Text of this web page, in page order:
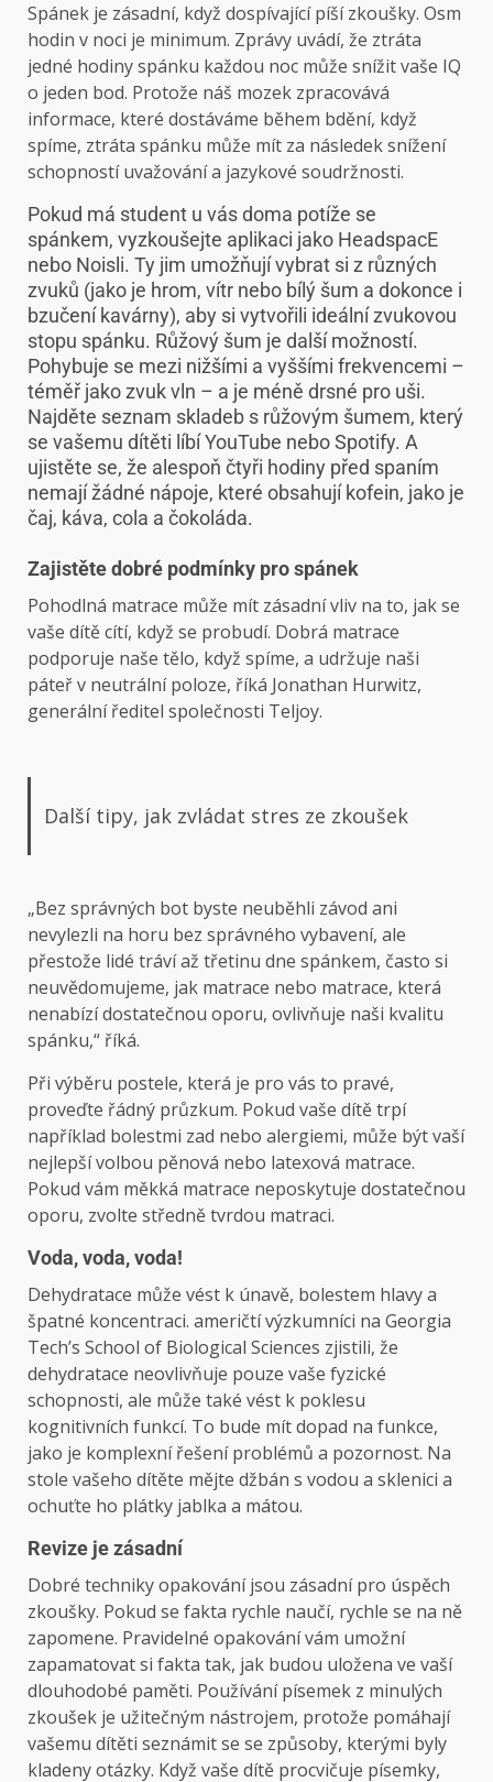
Spánek je zásadní, když dospívající píší zkoušky. Osm
hodin v noci je minimum. Zprávy uvádí, že ztráta
jedné hodiny spánku každou noc může snížit vaše IQ
o jeden bod. Protože náš mozek zpracovává
informace, které dostáváme během bdění, když
spíme, ztráta spánku může mít za následek snížení
schopností uvažování a jazykové soudržnosti.
Pokud má student u vás doma potíže se
spánkem, vyzkoušejte aplikaci jako HeadspacE
nebo Noisli. Ty jim umožňují vybrat si z různých
zvuků (jako je hrom, vítr nebo bílý šum a dokonce i
bzučení kavárny), aby si vytvořili ideální zvukovou
stopu spánku. Růžový šum je další možností.
Pohybuje se mezi nižšími a vyššími frekvencemi –
téměř jako zvuk vln – a je méně drsné pro uši.
Najděte seznam skladeb s růžovým šumem, který
se vašemu dítěti líbíYouTube nebo Spotify. A
ujistěte se, že alespoň čtyři hodiny před spaním
nemají žádné nápoje, které obsahují kofein, jako je
čaj, káva, cola a čokoláda.
Zajistěte dobré podmínky pro spánek
Pohodlná matrace může mít zásadní vliv na to, jak se
vaše dítě cítí, když se probudí. Dobrá matrace
podporuje naše tělo, když spíme, a udržuje naši
páteř v neutrální poloze, říká Jonathan Hurwitz,
generální ředitel společnosti Teljoy.
Další tipy, jak zvládat stres ze zkoušek
„Bez správných bot byste neuběhli závod ani
nevylezli na horu bez správného vybavení, ale
přestože lidé tráví až třetinu dne spánkem, často si
neuvědomujeme, jak matrace nebo matrace, která
nenabízí dostatečnou oporu, ovlivňuje naši kvalitu
spánku,“ říká.
Při výběru postele, která je pro vás to pravé,
proveďte řádný průzkum. Pokud vaše dítě trpí
například bolestmi zad nebo alergiemi, může být vaší
nejlepší volbou pěnová nebo latexová matrace.
Pokud vám měkká matrace neposkytuje dostatečnou
oporu, zvolte středně tvrdou matraci.
Voda, voda, voda!
Dehydratace může vést k únavě, bolestem hlavy a
špatné koncentraci. američtí výzkumníci na Georgia
Tech’s School of Biological Sciences zjistili, že
dehydratace neovlivňuje pouze vaše fyzické
schopnosti, ale může také vést k poklesu
kognitivních funkcí. To bude mít dopad na funkce,
jako je komplexní řešení problémů a pozornost. Na
stole vašeho dítěte mějte džbán s vodou a sklenici a
ochuťte ho plátky jablka a mátou.
Revize je zásadní
Dobré techniky opakování jsou zásadní pro úspěch
zkoušky. Pokud se fakta rychle naučí, rychle se na ně
zapomene. Pravidelné opakování vám umožní
zapamatovat si fakta tak, jak budou uložena ve vaší
dlouhodobé paměti. Používání písemek z minulých
zkoušek je užitečným nástrojem, protože pomáhají
vašemu dítěti seznámit se se způsoby, kterými byly
kladeny otázky. Když vaše dítě procvičuje písemky,